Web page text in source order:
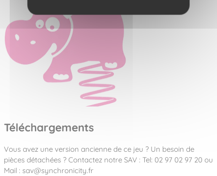
Téléchargements
Vous avez une version ancienne de ce jeu ? Un besoin de
pièces détachées ? Contactez notre SAV : Tel: 02 97 02 97 20 ou
Mail : sav@synchronicity.fr